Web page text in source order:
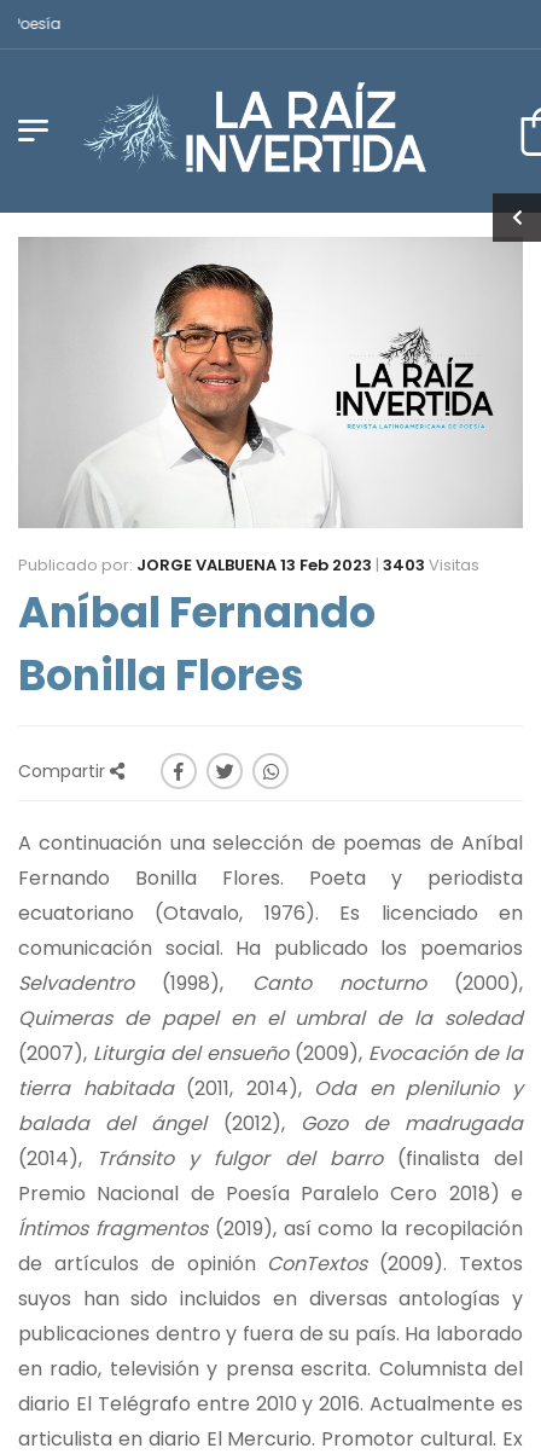
Publicado por: JORGE VALBUENA13 Feb 2023 | 3403 Visitas
Aníbal Fernando
Bonilla Flores
Compartir
A continuación una selección de poemas de Aníbal
Fernando Bonilla Flores. Poeta y periodista
ecuatoriano (Otavalo, 1976). Es licenciado en
comunicación social. Ha publicado los poemarios
Selvadentro(1998), Canto nocturno(2000),
Quimeras de papel en el umbral de la soledad
(2007), Liturgia del ensueño(2009), Evocación de la
tierra habitada(2011, 2014), Oda en plenilunio y
balada del ángel(2012),
Gozo de madrugada
(2014),
Tránsito y fulgor del barro(finalista del
Premio Nacional de Poesía Paralelo Cero 2018) e
Íntimos fragmentos(2019), así como la recopilación
de artículos de opinión ConTextos(2009). Textos
suyos han sido incluidos en diversas antologías y
publicaciones dentro y fuera de su país. Ha laborado
en radio, televisión y prensa escrita. Columnista del
diario El Telégrafo entre 2010 y 2016. Actualmente es
articulista en diario El Mercurio. Promotor cultural. Ex